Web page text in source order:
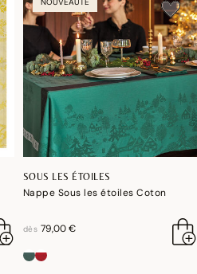
SOUS LES ÉTOILES
Nappe Sous les étoiles Coton
dès 79,00 €